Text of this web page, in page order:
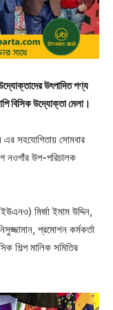
উৎপাদিত পণ্য
বিসিক উদ্যোক্তা মেলা।
এর সহযোগিতায় সোমবার
নওগাঁর উপ-পরিচালক
মির্জা ইমাম উদ্দিন,
প্রমোশন কর্মকর্তা
শিল্প মালিক সমিতির